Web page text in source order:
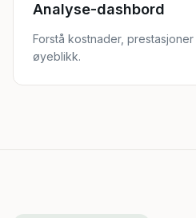
Analyse-dashbord
Forstå kostnader,
øyeblikk.